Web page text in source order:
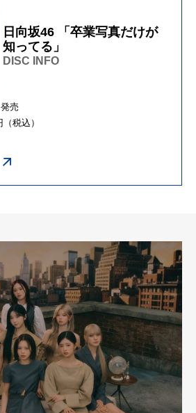
日向坂46 「卒業写真だけが
知ってる」
DISC INFO
売
税込）